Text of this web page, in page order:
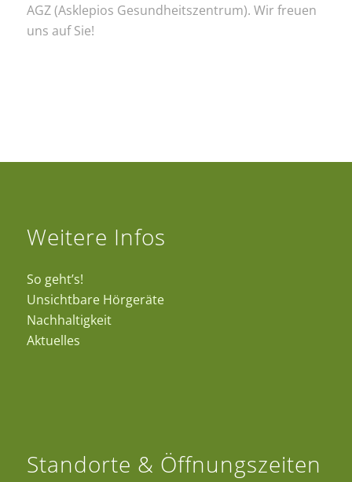
AGZ (Asklepios Gesundheitszentrum). Wir freuen
uns auf Sie!
Weitere Infos
So geht’s!
Unsichtbare Hörgeräte
Nachhaltigkeit
Aktuelles
Standorte & Öffnungszeiten